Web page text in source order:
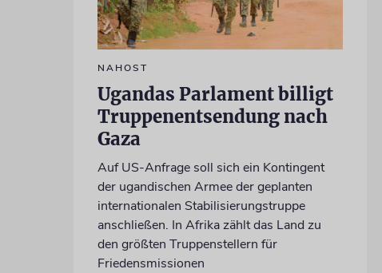
NAHOST
Ugandas Parlament billigt
Truppenentsendung nach
Gaza
Auf US-Anfrage soll sich ein Kontingent
der ugandischen Armee der geplanten
internationalen Stabilisierungstruppe
anschließen. In Afrika zählt das Land zu
den größten Truppenstellern für
Friedensmissionen